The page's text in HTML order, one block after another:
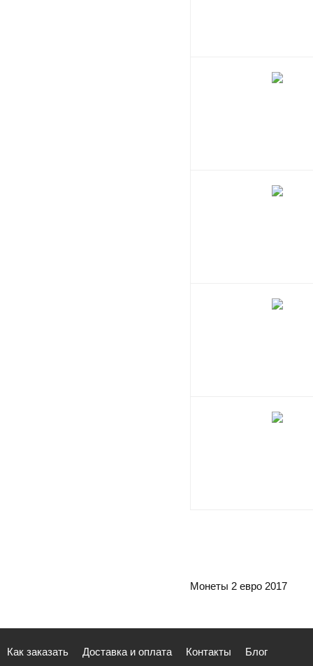
Монеты 2 евро 2017
Как заказать Доставка и оплата Контакты Блог